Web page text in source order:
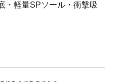
・軽量SPソール・衝撃吸